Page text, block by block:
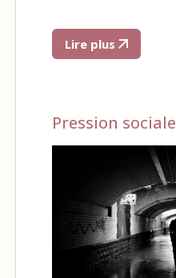
Lire plus
Pression sociale